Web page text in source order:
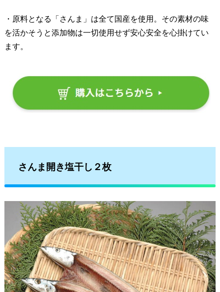
・原料となる「さんま」は全て国産を使用。その素材の味
を活かそうと添加物は一切使用せず安心安全を心掛けてい
ます。
さんま開き塩干し２枚